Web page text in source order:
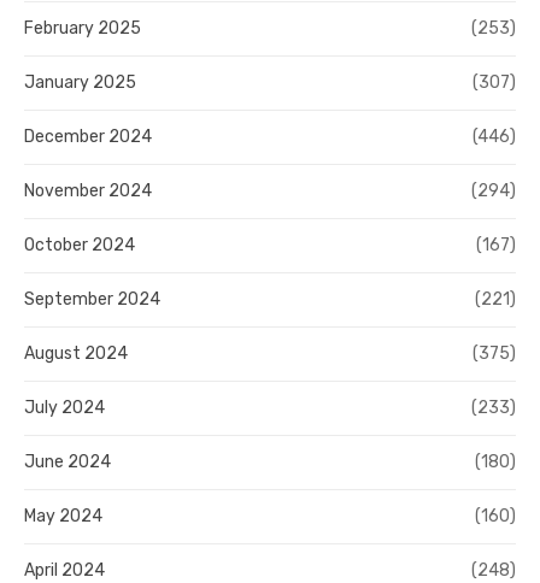
February 2025 (253)
January 2025 (307)
December 2024 (446)
November 2024 (294)
October 2024 (167)
September 2024 (221)
August 2024 (375)
July 2024 (233)
June 2024 (180)
May 2024 (160)
April 2024 (248)